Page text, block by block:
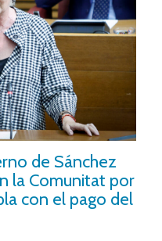
de Sánchez
la Comunitat por
con el pago del